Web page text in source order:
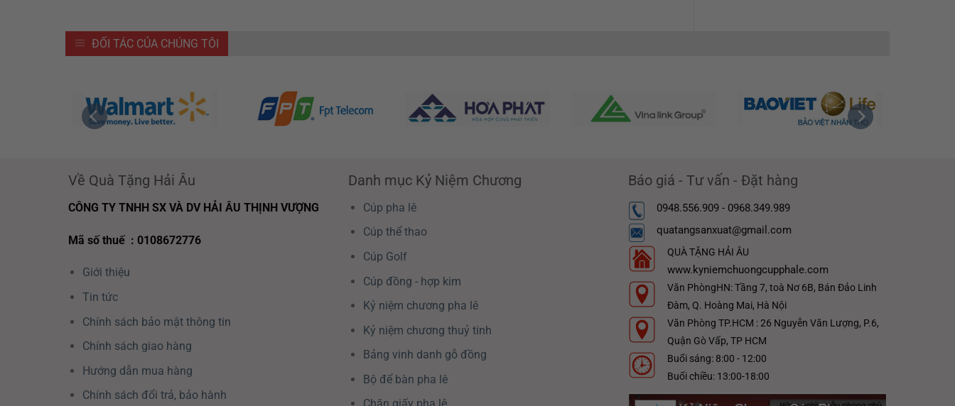
ĐỐI TÁC CỦA CHÚNG TÔI
Về Quà Tặng Hải Âu
CÔNG TY TNHH SX VÀ DV HẢI ÂU THỊNH VƯỢNG
Mã số thuế : 0108672776
Giới thiệu
Tin tức
Chính sách bảo mật thông tin
Chính sách giao hàng
Hướng dẫn mua hàng
Chính sách đổi trả, bảo hành
Danh mục Kỷ Niệm Chương
Cúp pha lê
Cúp thể thao
Cúp Golf
Cúp đồng - hợp kim
Kỷ niệm chương pha lê
Kỷ niệm chương thuỷ tinh
Bảng vinh danh gỗ đồng
Bộ để bàn pha lê
Báo giá - Tư vấn - Đặt hàng
0948.556.909 - 0968.349.989
quatangsanxuat@gmail.com
QUÀ TẶNG HẢI ÂU
www.kyniemchuongcupphale.com
Văn PhòngHN: Tầng 7, toà Nơ 6B, Bán Đảo Linh
Đàm, Q. Hoàng Mai, Hà Nội
Văn Phòng TP.HCM : 26 Nguyễn Văn Lượng, P.6,
Quận Gò Vấp, TP HCM
Buổi sáng: 8:00 - 12:00
Buổi chiều: 13:00-18:00